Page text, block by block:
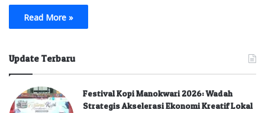
Read More »
Update Terbaru
Festival Kopi Manokwari 2026: Wadah
Strategis Akselerasi Ekonomi Kreatif Lokal